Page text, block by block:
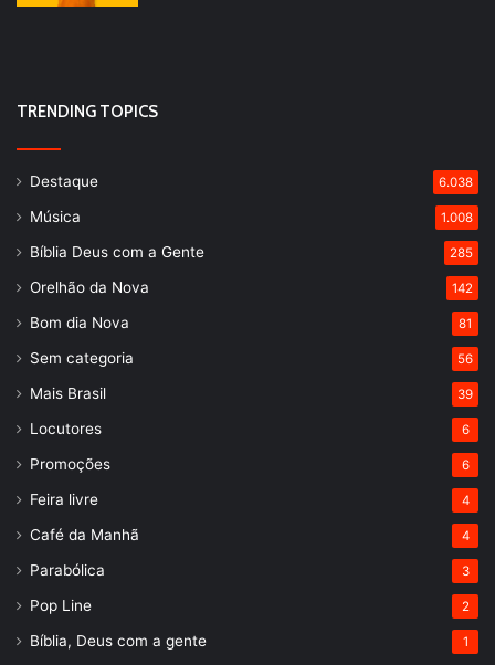
TRENDING TOPICS
Destaque 6.038
Música 1.008
Bíblia Deus com a Gente 285
Orelhão da Nova 142
Bom dia Nova 81
Sem categoria 56
Mais Brasil 39
Locutores 6
Promoções 6
Feira livre 4
Café da Manhã 4
Parabólica 3
Pop Line 2
Bíblia, Deus com a gente 1